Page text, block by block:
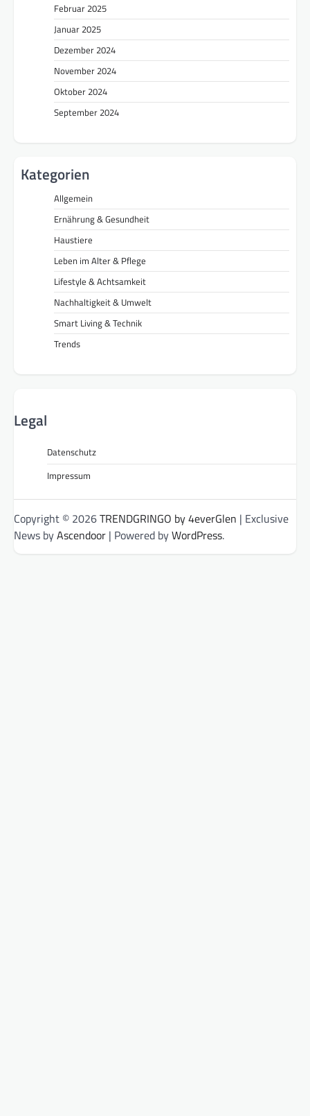
Februar 2025
Januar 2025
Dezember 2024
November 2024
Oktober 2024
September 2024
Kategorien
Allgemein
Ernährung & Gesundheit
Haustiere
Leben im Alter & Pflege
Lifestyle & Achtsamkeit
Nachhaltigkeit & Umwelt
Smart Living & Technik
Trends
Legal
Datenschutz
Impressum
Copyright © 2026TRENDGRINGO by 4everGlen | Exclusive
News byAscendoor | Powered byWordPress.